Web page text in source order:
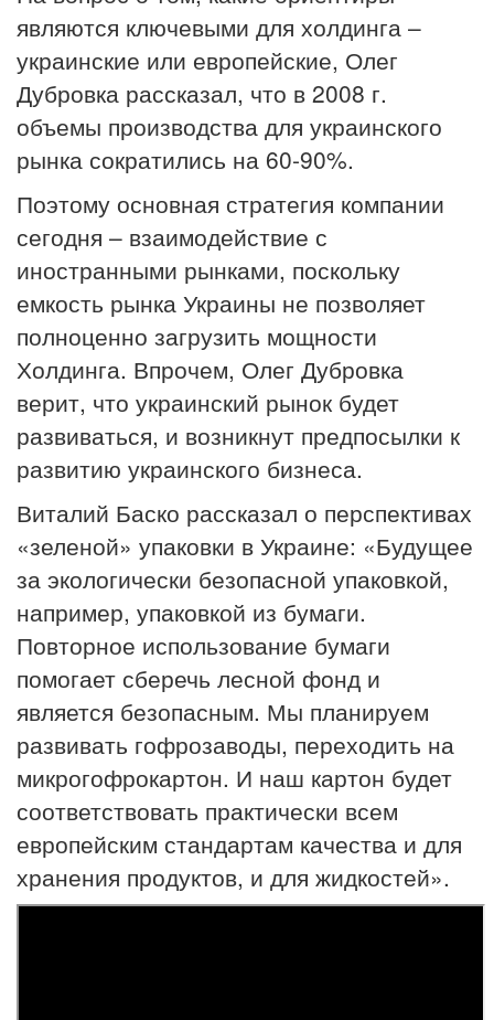
являются ключевыми для холдинга –
украинские или европейские, Олег
Дубровка рассказал, что в 2008 г.
объемы производства для украинского
рынка сократились на 60-90%.
Поэтому основная стратегия компании
сегодня – взаимодействие с
иностранными рынками, поскольку
емкость рынка Украины не позволяет
полноценно загрузить мощности
Холдинга. Впрочем, Олег Дубровка
верит, что украинский рынок будет
развиваться, и возникнут предпосылки к
развитию украинского бизнеса.
Виталий Баско рассказал о перспективах
«зеленой» упаковки в Украине: «Будущее
за экологически безопасной упаковкой,
например, упаковкой из бумаги.
Повторное использование бумаги
помогает сберечь лесной фонд и
является безопасным. Мы планируем
развивать гофрозаводы, переходить на
микрогофрокартон. И наш картон будет
соответствовать практически всем
европейским стандартам качества и для
хранения продуктов, и для жидкостей».